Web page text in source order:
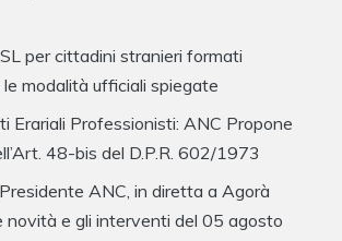
per cittadini stranieri formati
le modalità ufficiali spiegate
Erariali Professionisti: ANC Propone
48-bis del D.P.R. 602/1973
ANC, in diretta a Agorà
novità e gli interventi del 05 agosto